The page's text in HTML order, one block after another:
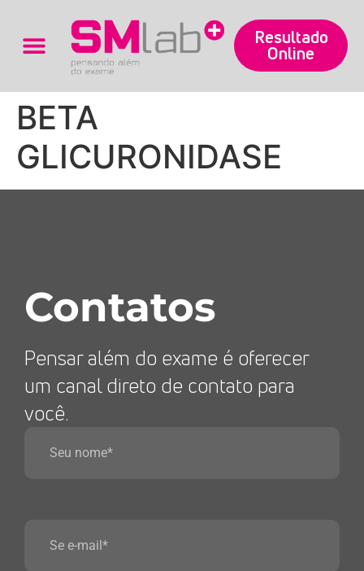
Resultado
Online
BETA
GLICURONIDASE
Contatos
Pensar além do exame é oferecer
um canal direto de contato para
você.